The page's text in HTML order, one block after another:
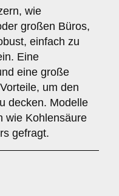
wie
großen Büros,
einfach zu
Eine
eine große
um den
decken. Modelle
wie Kohlensäure
gefragt.